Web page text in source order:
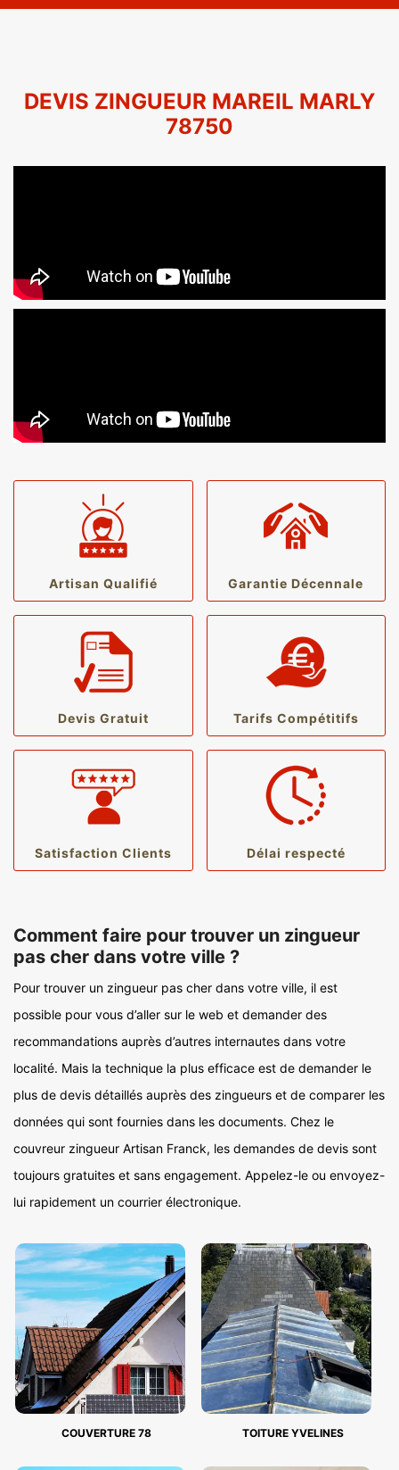
DEVIS ZINGUEUR MAREIL MARLY
78750
Artisan Qualifié Garantie Décennale
Devis Gratuit Tarifs Compétitifs
Satisfaction Clients Délai respecté
Comment faire pour trouver un zingueur
pas cher dans votre ville ?
Pour trouver un zingueur pas cher dans votre ville, il est
possible pour vous d’aller sur le web et demander des
recommandations auprès d’autres internautes dans votre
localité. Mais la technique la plus efficace est de demander le
plus de devis détaillés auprès des zingueurs et de comparer les
données qui sont fournies dans les documents. Chez le
couvreur zingueur Artisan Franck, les demandes de devis sont
toujours gratuites et sans engagement. Appelez-le ou envoyez-
lui rapidement un courrier électronique.
COUVERTURE 78 TOITURE YVELINES